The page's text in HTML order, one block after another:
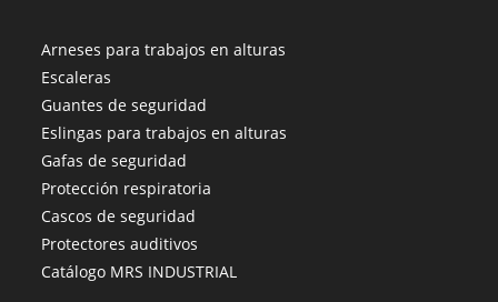
abre
en
una
nueva
pestaña
abre
una
nueva
pestaña
abre
una
nueva
pestaña
abre
nueva
Arneses para trabajos en alturas
Escaleras
Guantes de seguridad
Eslingas para trabajos en alturas
Gafas de seguridad
Protección respiratoria
Cascos de seguridad
Protectores auditivos
Catálogo MRS INDUSTRIAL